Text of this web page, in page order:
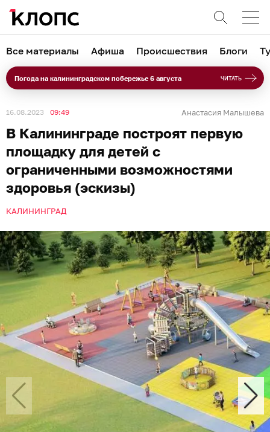
Все материалы Афиша Происшествия Блоги
Погода на калининградском побережье 6 августа ЧИТАТЬ
16.08.2023 09:49 Анастасия Малышева
В Калининграде построят первую
площадку для детей с
ограниченными возможностями
здоровья (эскизы)
КАЛИНИНГРАД